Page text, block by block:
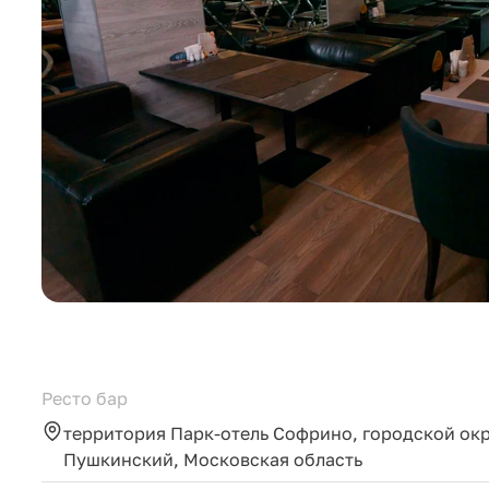
Ресто бар
территория Парк-отель Софрино, городской
Пушкинский, Московская область